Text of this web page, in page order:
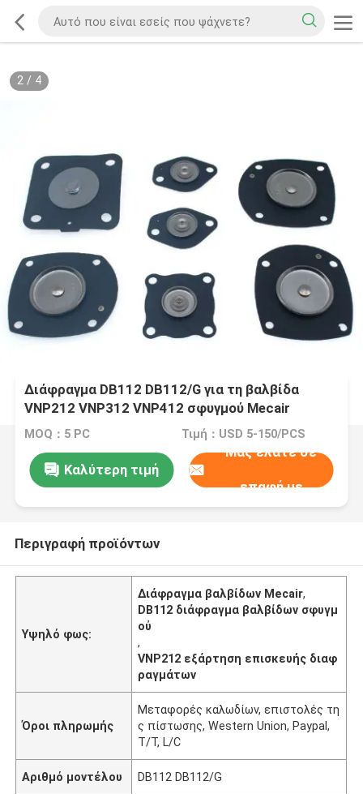
2/ 4
Διάφραγμα DB112 DB112/G για τη βαλβίδα
VNP212 VNP312 VNP412 σφυγμού Mecair
MOQ：5 PC Τιμή：USD 5-150/PCS
Καλύτερη τιμή
Μας ελάτε σε
επαφή με
Περιγραφή προϊόντων
Υψηλό φως:
Διάφραγμα βαλβίδων Mecair,
DB112 διάφραγμα βαλβίδων σφυγμ
ού
,
VNP212 εξάρτηση επισκευής διαφ
ραγμάτων
Όροι πληρωμής
Μεταφορές καλωδίων, επιστολές τη
ς πίστωσης, Western Union, Paypal,
T/T, L/C
Αριθμό μοντέλου DB112 DB112/G